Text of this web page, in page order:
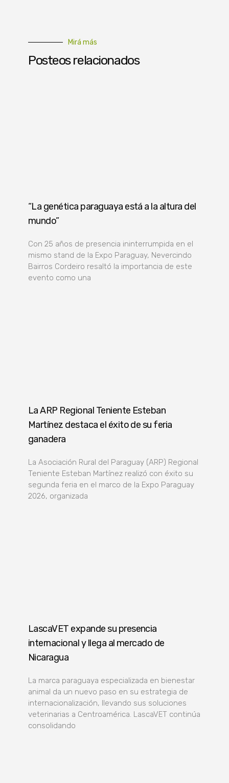
Mirá más
Posteos relacionados
“La genética paraguaya está a la altura del
mundo”
Con 25 años de presencia ininterrumpida en el
mismo stand de la Expo Paraguay, Nevercindo
Bairros Cordeiro resaltó la importancia de este
evento como una
La ARP Regional Teniente Esteban
Martínez destaca el éxito de su feria
ganadera
La Asociación Rural del Paraguay (ARP) Regional
Teniente Esteban Martínez realizó con éxito su
segunda feria en el marco de la Expo Paraguay
2026, organizada
LascaVET expande su presencia
internacional y llega al mercado de
Nicaragua
La marca paraguaya especializada en bienestar
animal da un nuevo paso en su estrategia de
internacionalización, llevando sus soluciones
veterinarias a Centroamérica. LascaVET continúa
consolidando